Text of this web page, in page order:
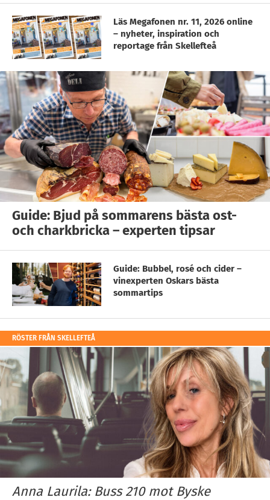
Läs Megafonen nr. 11, 2026 online
– nyheter, inspiration och
reportage från Skellefteå
Guide: Bjud på sommarens bästa ost-
och charkbricka – experten tipsar
Guide: Bubbel, rosé och cider –
vinexperten Oskars bästa
sommartips
RÖSTER FRÅN SKELLEFTEÅ
Anna Laurila: Buss 210 mot Byske